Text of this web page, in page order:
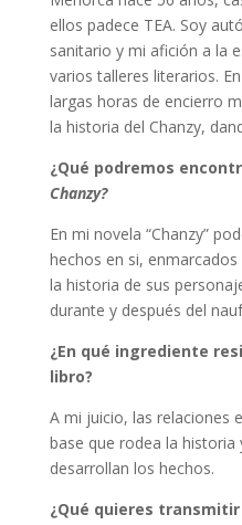
ellos padece TEA. Soy
sanitario y mi afición a la
varios talleres literarios.
largas horas de encierro
la historia del Chanzy,
¿Qué podremos
Chanzy?
En mi novela “Chanzy”
hechos en si,
la historia de sus
durante y después del
¿En qué ingrediente
libro?
A mi juicio, las relaciones
base que rodea la
desarrollan los hechos.
¿Qué quieres